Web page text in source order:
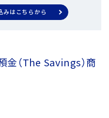
」、「毎月の定額積立」、「目
みはこちらから
（The Savings）商